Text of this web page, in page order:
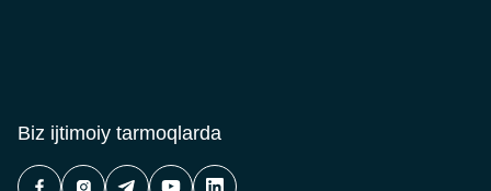
Biz ijtimoiy tarmoqlarda